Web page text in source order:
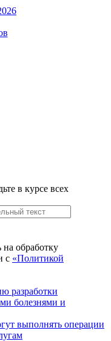
в курсе всех
обработку
с «Политикой
разработки
болезнями и
выполнять операции